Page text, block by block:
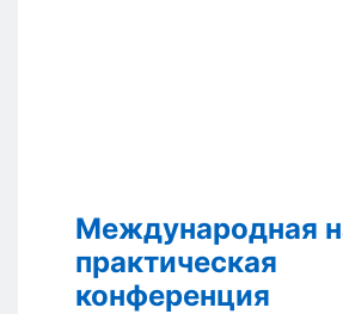
Международная
практическая
конференция